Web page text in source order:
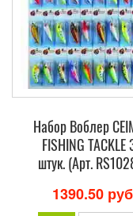
Набор Воблер
FISHING TACKLE
штук. (Арт.
1390.50 руб